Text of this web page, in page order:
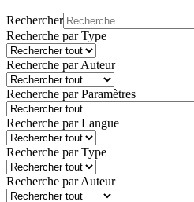
Rechercher
Recherche par Type
Recherche par Auteur
Recherche par Paramètres
Recherche par Langue
Recherche par Type
Recherche par Auteur